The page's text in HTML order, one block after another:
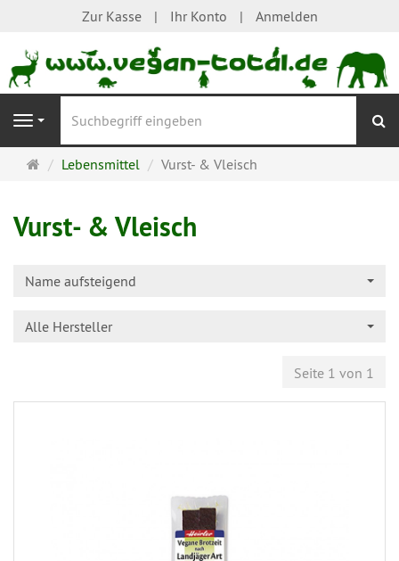
Zur Kasse Ihr Konto Anmelden
Navigation
Startseite
Lebensmittel Vurst- & Vleisch
Vurst- & Vleisch
Name aufsteigend
Alle Hersteller
Seite 1 von 1